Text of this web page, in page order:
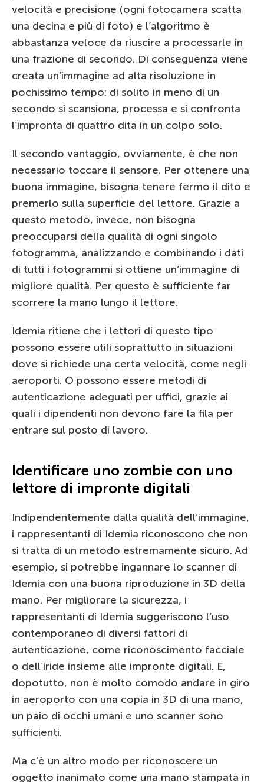
velocità e precisione (ogni fotocamera scatta
una decina e più di foto) e l’algoritmo è
abbastanza veloce da riuscire a processarle in
una frazione di secondo. Di conseguenza viene
creata un’immagine ad alta risoluzione in
pochissimo tempo: di solito in meno di un
secondo si scansiona, processa e si confronta
l’impronta di quattro dita in un colpo solo.
Il secondo vantaggio, ovviamente, è che non
necessario toccare il sensore. Per ottenere una
buona immagine, bisogna tenere fermo il dito e
premerlo sulla superficie del lettore. Grazie a
questo metodo, invece, non bisogna
preoccuparsi della qualità di ogni singolo
fotogramma, analizzando e combinando i dati
di tutti i fotogrammi si ottiene un’immagine di
migliore qualità. Per questo è sufficiente far
scorrere la mano lungo il lettore.
Idemia ritiene che i lettori di questo tipo
possono essere utili soprattutto in situazioni
dove si richiede una certa velocità, come negli
aeroporti. O possono essere metodi di
autenticazione adeguati per uffici, grazie ai
quali i dipendenti non devono fare la fila per
entrare sul posto di lavoro.
Identificare uno zombie con uno
lettore di impronte digitali
Indipendentemente dalla qualità dell’immagine,
i rappresentanti di Idemia riconoscono che non
si tratta di un metodo estremamente sicuro. Ad
esempio, si potrebbe ingannare lo scanner di
Idemia con una buona riproduzione in 3D della
mano. Per migliorare la sicurezza, i
rappresentanti di Idemia suggeriscono l’uso
contemporaneo di diversi fattori di
autenticazione, come riconoscimento facciale
o dell’iride insieme alle impronte digitali. E,
dopotutto, non è molto comodo andare in giro
in aeroporto con una copia in 3D di una mano,
un paio di occhi umani e uno scanner sono
sufficienti.
Ma c’è un altro modo per riconoscere un
oggetto inanimato come una mano stampata in